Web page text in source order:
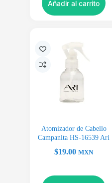
Añadir al carrito
Atomizador de Cabello
Campanita HS-16539 Ari
$19.00 MXN